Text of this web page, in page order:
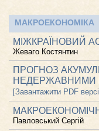
МАКРОЕКОНОМІКА
МІЖКРАЇНОВИЙ
Жеваго Костянтин
ПРОГНОЗ
НЕДЕРЖАВНИМИ
[Завантажити PDF
Павловський Сергій